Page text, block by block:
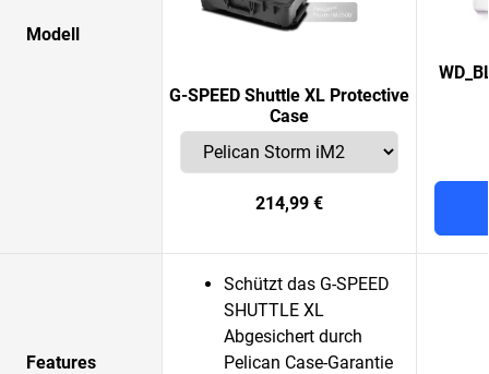
Modell
G-SPEED Shuttle XL Protective
Case
214,99 €
Features
Schützt das G-SPEED
SHUTTLE XL
Abgesichert durch
Pelican Case-Garantie